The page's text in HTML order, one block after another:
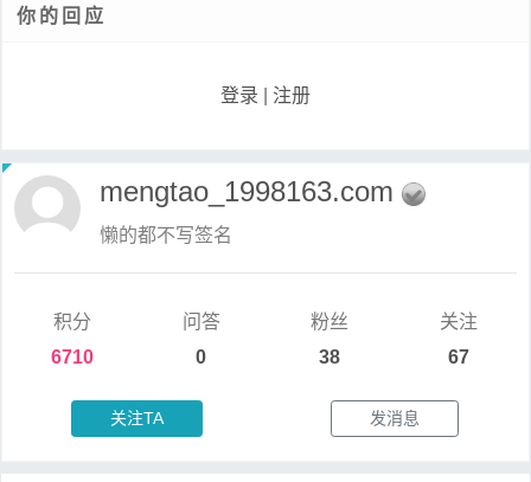
你的回应
登录 注册
mengtao_1998163.com
懒的都不写签名
积分
6710
问答
0
粉丝
38
关注
67
关注TA 发消息